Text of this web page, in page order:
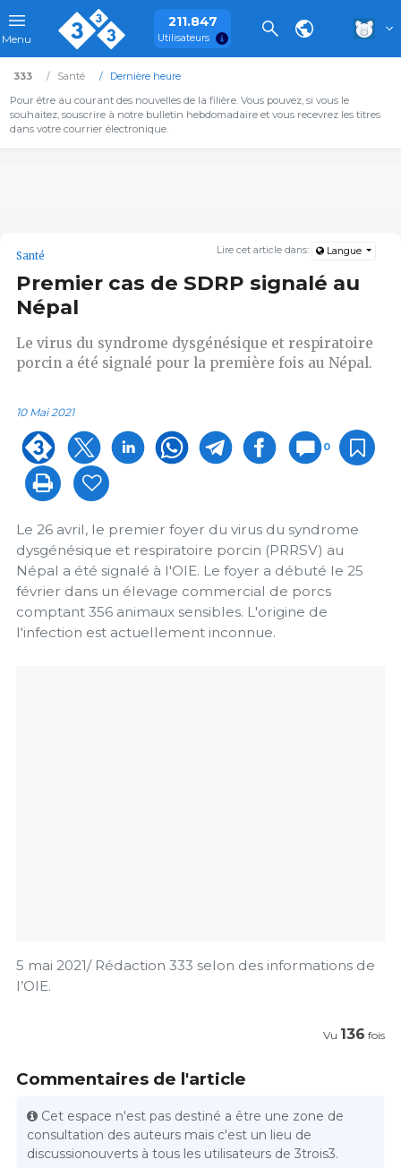
Menu
211.847
Utilisateurs
333 Santé
Dernière heure
Pour être au courant des nouvelles de la filière. Vous pouvez, si vous le
souhaitez, souscrire à notre bulletin hebdomadaire et vous recevrez les titres
dans votre courrier électronique.
Lire cet article dans: Langue
Santé
Premier cas de SDRP signalé au
Népal
Le virus du syndrome dysgénésique et respiratoire
porcin a été signalé pour la première fois au Népal.
10 Mai 2021
0
Le 26 avril, le premier foyer du virus du syndrome
dysgénésique et respiratoire porcin (PRRSV) au
Népal a été signalé à l'OIE. Le foyer a débuté le 25
février dans un élevage commercial de porcs
comptant 356 animaux sensibles. L'origine de
l'infection est actuellement inconnue.
5 mai 2021/ Rédaction 333 selon des informations de
l’OIE.
Vu 136 fois
Commentaires de l'article
Cet espace n'est pas destiné a être une zone de
consultation des auteurs mais c'est un lieu de
discussionouverts à tous les utilisateurs de 3trois3.